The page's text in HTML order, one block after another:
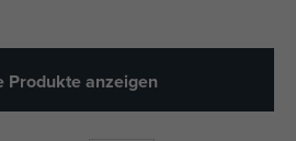
Produkte anzeigen